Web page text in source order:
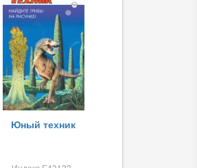
Юный техник